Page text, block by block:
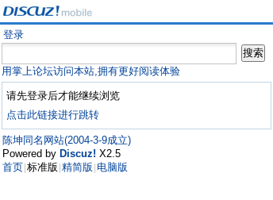
登录
用掌上论坛访问本站,拥有更好阅读体验
请先登录后才能继续浏览
点击此链接进行跳转
陈坤同名网站(2004-3-9成立)
Powered by Discuz! X2.5
首页 标准版 精简版 电脑版